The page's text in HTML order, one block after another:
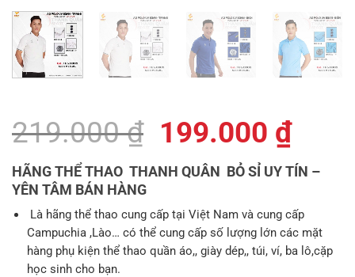
219.000₫ Giá
gốc
là:
219.000 ₫.
199.000 ₫Giá
hiện
là:
HÃNG THỂ THAO THANH QUÂN BỎ SỈ UY TÍN –
YÊN TÂM BÁN HÀNG
Là hãng thể thao cung cấp tại Việt Nam và cung cấp
Campuchia ,Lào… có thể cung cấp số lượng lớn các mặt
hàng phụ kiện thể thao quần áo,, giày dép,, túi, ví, ba lô,cặp
học sinh cho bạn.